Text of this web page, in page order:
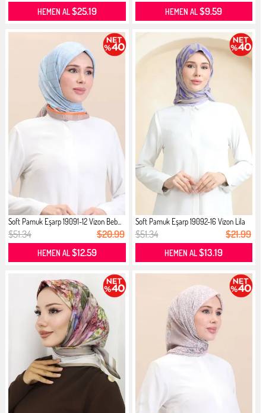
HEMEN AL$25.19 HEMEN AL$9.59
Soft Pamuk Eşarp 19091-12 Vizon Beb...
$51.34 $20.99
HEMEN AL$12.59
Soft Pamuk Eşarp 19092-16 Vizon Lila
$51.34 $21.99
HEMEN AL$13.19